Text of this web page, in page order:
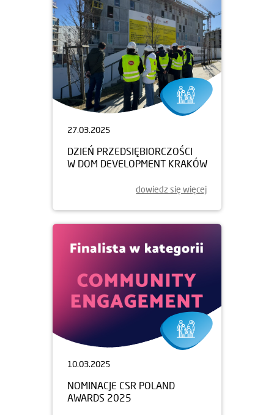
27.03.2025
DZIEŃ PRZEDSIĘBIORCZOŚCI
W DOM DEVELOPMENT KRAKÓW
dowiedz się więcej
10.03.2025
NOMINACJE CSR POLAND
AWARDS 2025